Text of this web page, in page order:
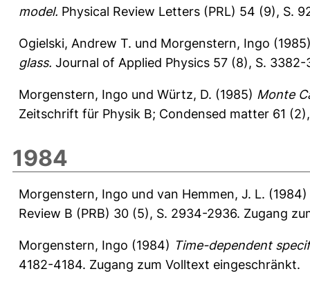
model. Physical Review Letters (PRL) 54 (9), S.
Ogielski, Andrew T. und Morgenstern, Ingo
glass. Journal of Applied Physics 57 (8), S.
Morgenstern, Ingo und Würtz, D. (1985) Monte
Zeitschrift für Physik B; Condensed matter 61
1984
Morgenstern, Ingo und van Hemmen, J. L. (1984)
Review B (PRB) 30 (5), S. 2934-2936. Zugang
Morgenstern, Ingo (1984) Time-dependent
4182-4184. Zugang zum Volltext eingeschränkt.